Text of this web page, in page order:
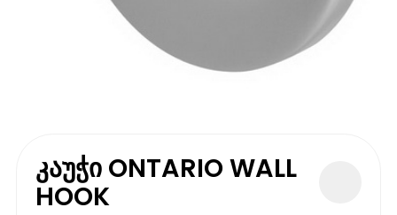
კაუჭი ONTARIO WALL
HOOK